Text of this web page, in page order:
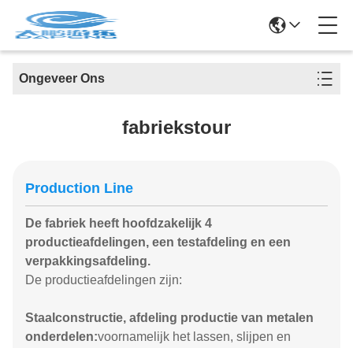
Ongeveer Ons
fabriekstour
Production Line
De fabriek heeft hoofdzakelijk 4
productieafdelingen, een testafdeling en een
verpakkingsafdeling.
De productieafdelingen zijn:
Staalconstructie, afdeling productie van metalen
onderdelen:voornamelijk het lassen, slijpen en